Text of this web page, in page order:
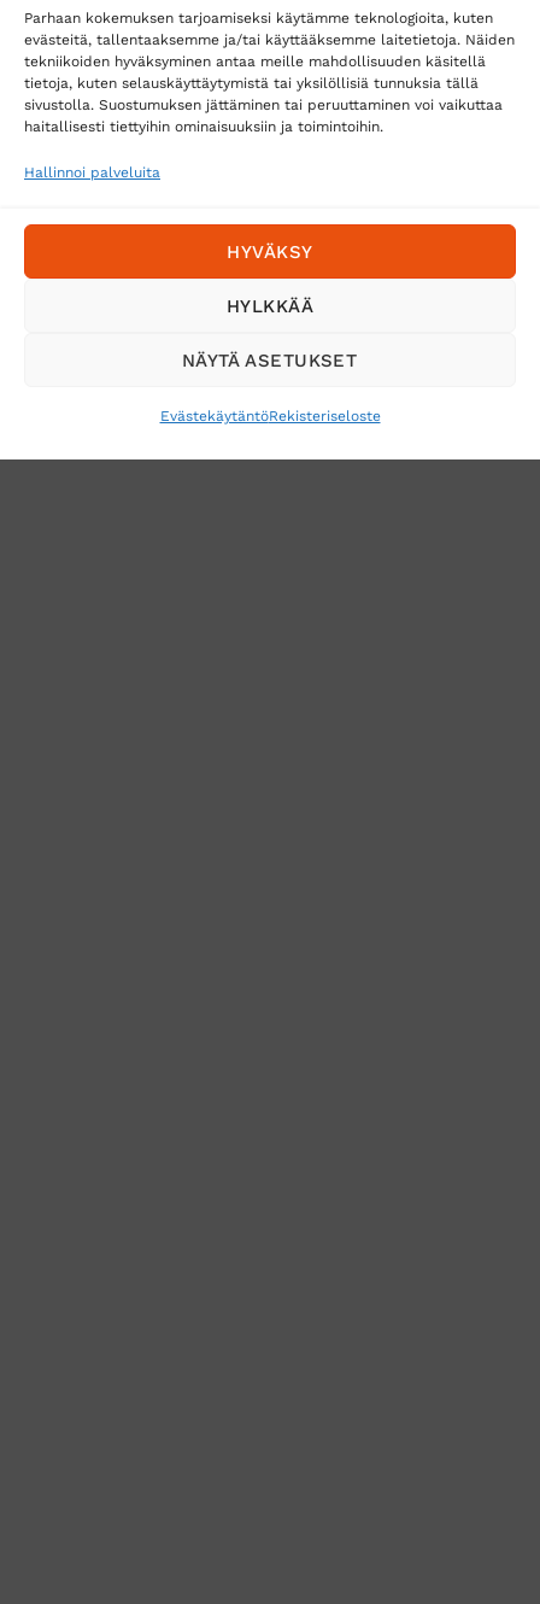
Parhaan kokemuksen tarjoamiseksi käytämme teknologioita, kuten
evästeitä, tallentaaksemme ja/tai käyttääksemme laitetietoja. Näiden
tekniikoiden hyväksyminen antaa meille mahdollisuuden käsitellä
tietoja, kuten selauskäyttäytymistä tai yksilöllisiä tunnuksia tällä
sivustolla. Suostumuksen jättäminen tai peruuttaminen voi vaikuttaa
haitallisesti tiettyihin ominaisuuksiin ja toimintoihin.
Hallinnoi palveluita
HYVÄKSY
HYLKKÄÄ
NÄYTÄ ASETUKSET
EvästekäytäntöRekisteriseloste
Toimitustavat
Posti
Matkahuolto
Tilaa uutiskirje ja saat erikoisalennuksia